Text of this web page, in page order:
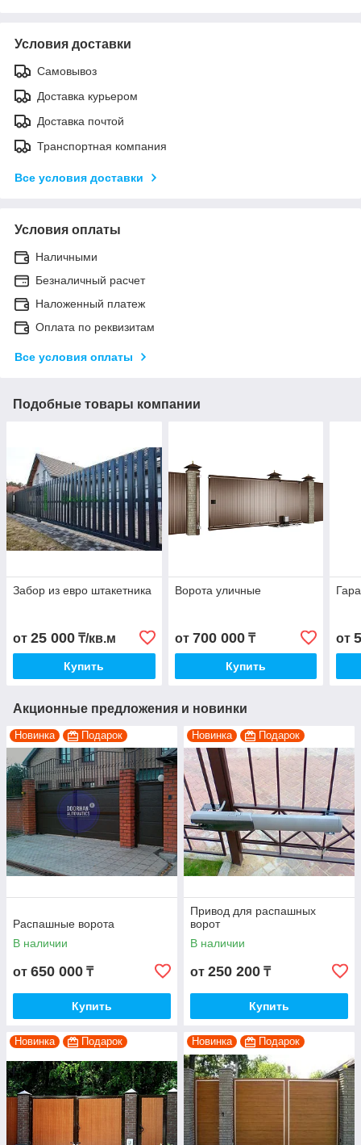
Условия доставки
Самовывоз
Доставка курьером
Доставка почтой
Транспортная компания
Все условия доставки
Условия оплаты
Наличными
Безналичный расчет
Наложенный платеж
Оплата по реквизитам
Все условия оплаты
Подобные товары компании
Забор из евро штакетника
от 25 000 ₸/кв.м
Купить
Ворота уличные
от 700 000₸
Купить
от
Акционные предложения и новинки
Новинка Подарок
Распашные ворота
В наличии
от 650 000 ₸
Купить
Новинка Подарок
Привод для распашных
ворот
В наличии
от 250 200 ₸
Купить
Новинка Подарок Новинка Подарок